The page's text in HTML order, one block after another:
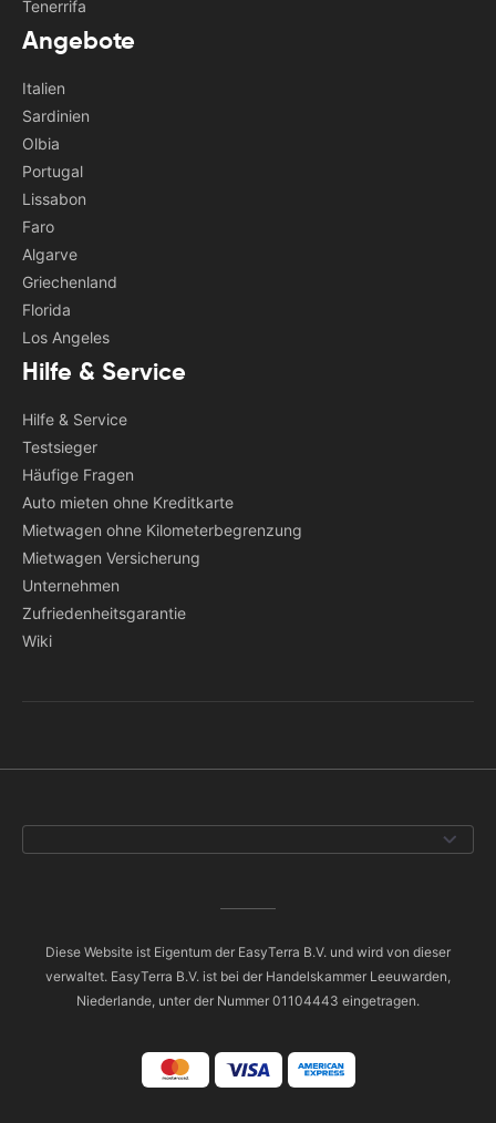
Tenerrifa
Angebote
Italien
Sardinien
Olbia
Portugal
Lissabon
Faro
Algarve
Griechenland
Florida
Los Angeles
Hilfe & Service
Hilfe & Service
Testsieger
Häufige Fragen
Auto mieten ohne Kreditkarte
Mietwagen ohne Kilometerbegrenzung
Mietwagen Versicherung
Unternehmen
Zufriedenheitsgarantie
Wiki
Diese Website ist Eigentum der EasyTerra B.V. und wird von dieser
verwaltet. EasyTerra B.V. ist bei der Handelskammer Leeuwarden,
Niederlande, unter der Nummer 01104443 eingetragen.